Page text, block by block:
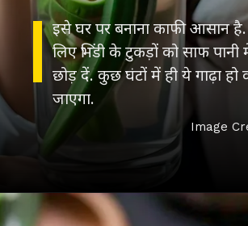
इसे घर पर बनाना काफी आसान
लिए भिंडी के टुकड़ों को साफ
छोड़ दें. कुछ घंटों में ही ये गाढ़ा हो
जाएगा.
Image